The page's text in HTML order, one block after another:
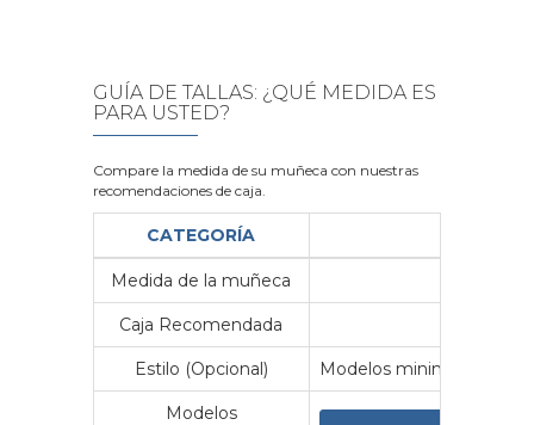
GUÍA DE TALLAS: ¿QUÉ MEDIDA ES
PARA USTED?
Compare la medida de su muñeca con nuestras
recomendaciones de caja.
CATEGORÍA
Medida de la muñeca
Caja Recomendada
Estilo (Opcional) Modelos minimalistas y
Modelos